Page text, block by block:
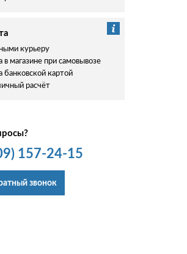
курьеру
в магазине при самовывозе
банковской картой
расчёт
157-24-15
звонок